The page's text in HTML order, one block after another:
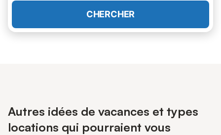
CHERCHER
Autres idées de vacances et types
locations qui pourraient vous